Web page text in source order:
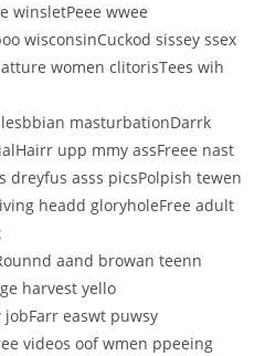
winsletPeee wwee
wisconsinCuckod sissey ssex
women clitorisTees wih
masturbationDarrk
upp mmy assFreee nast
dreyfus asss picsPolpish tewen
headd gloryholeFree adult
aand browan teenn
harvest yello
easwt puwsy
videos oof wmen ppeeing